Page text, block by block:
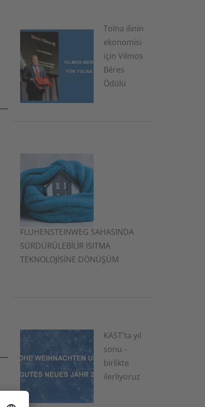
Tolna ilinin
ekonomisi
için Vilmos
Béres
Ödülü
FLUHENSTEINWEG SAHASINDA
SÜRDÜRÜLEBİLİR ISITMA
TEKNOLOJİSİNE DÖNÜŞÜM
KAST'ta yıl
sonu -
birlikte
ilerliyoruz